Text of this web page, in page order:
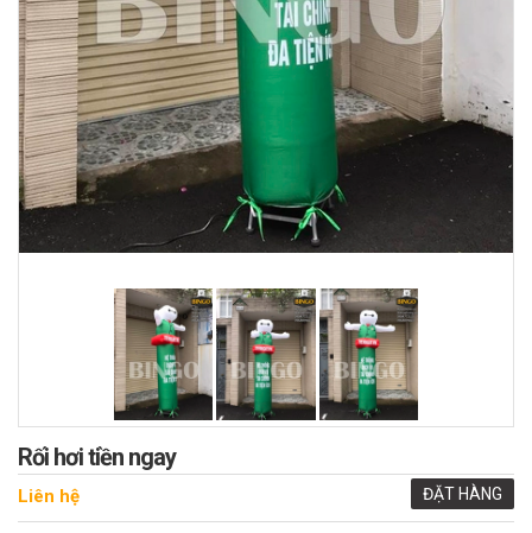
Rối hơi tiền ngay
ĐẶT HÀNG
Liên hệ